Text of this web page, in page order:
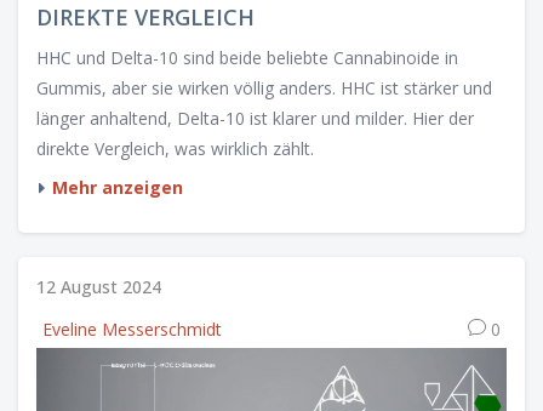
DIREKTE VERGLEICH
HHC und Delta-10 sind beide beliebte Cannabinoide in
Gummis, aber sie wirken völlig anders. HHC ist stärker und
länger anhaltend, Delta-10 ist klarer und milder. Hier der
direkte Vergleich, was wirklich zählt.
Mehr anzeigen
12 August 2024
Eveline Messerschmidt
0